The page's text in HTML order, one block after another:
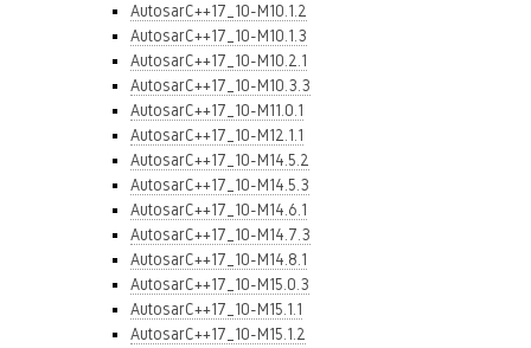
AutosarC++17_10-M10.1.2
AutosarC++17_10-M10.1.3
AutosarC++17_10-M10.2.1
AutosarC++17_10-M10.3.3
AutosarC++17_10-M11.0.1
AutosarC++17_10-M12.1.1
AutosarC++17_10-M14.5.2
AutosarC++17_10-M14.5.3
AutosarC++17_10-M14.6.1
AutosarC++17_10-M14.7.3
AutosarC++17_10-M14.8.1
AutosarC++17_10-M15.0.3
AutosarC++17_10-M15.1.1
AutosarC++17_10-M15.1.2